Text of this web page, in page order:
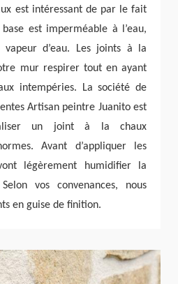
est intéressant de par le fait
est imperméable à l’eau,
d’eau. Les joints à la
mur respirer tout en ayant
intempéries. La société de
Artisan peintre Juanito est
un joint à la chaux
Avant d’appliquer les
légèrement humidifier la
vos convenances, nous
en guise de finition.